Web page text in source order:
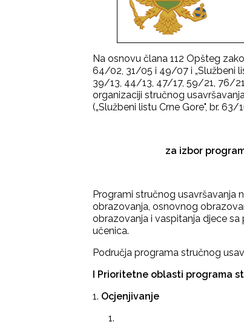
Na osnovu člana 112 Opšteg
64/02, 31/05 i 49/07 i „Službeni
39/13, 44/13, 47/17, 59/21, 76/
organizaciji stručnog
(„Službeni listu Crne Gore", br.
za izbor
Programi stručnog usavršavanja
obrazovanja, osnovnog
obrazovanja i vaspitanja djece
učenica.
Područja programa stručnog
I Prioritetne oblasti programa
1. Ocjenjivanje